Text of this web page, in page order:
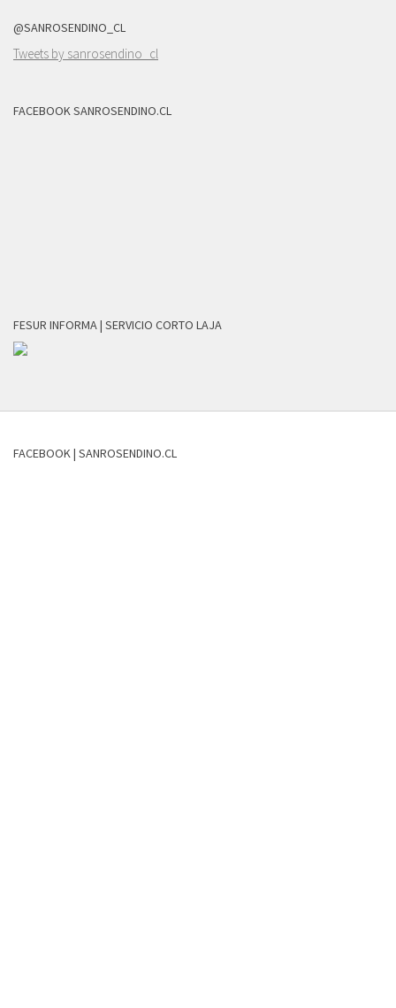
@SANROSENDINO_CL
Tweets by sanrosendino_cl
FACEBOOK SANROSENDINO.CL
FESUR INFORMA | SERVICIO CORTO LAJA
FACEBOOK | SANROSENDINO.CL